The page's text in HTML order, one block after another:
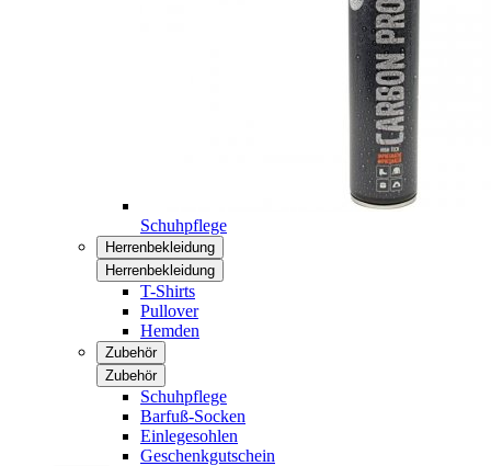
Schuhpflege
Herrenbekleidung
Herrenbekleidung
T-Shirts
Pullover
Hemden
Zubehör
Zubehör
Schuhpflege
Barfuß-Socken
Einlegesohlen
Geschenkgutschein